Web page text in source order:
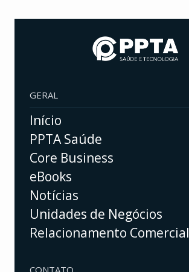
GERAL
Início
PPTA Saúde
Core Business
eBooks
Notícias
Unidades de Negócios
Relacionamento Comercial
CONTATO